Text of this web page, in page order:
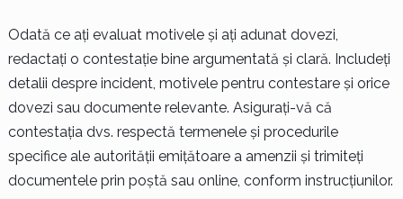
Odată ce ați evaluat motivele și ați adunat dovezi,
redactați o contestație bine argumentată și clară. Includeți
detalii despre incident, motivele pentru contestare și orice
dovezi sau documente relevante. Asigurați-vă că
contestația dvs. respectă termenele și procedurile
specifice ale autorității emițătoare a amenzii și trimiteți
documentele prin poștă sau online, conform instrucțiunilor.